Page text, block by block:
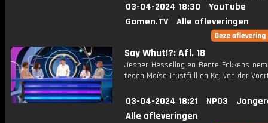
03-04-2024 18:30
YouTube
Gamen.TV
Alle afleveringen
Say Whut!?: Afl. 18
Jesper Hesseling en Bente Fokkens
tegen Moïse Trustfull en Kaj van der
03-04-2024 18:21 NPO3
Alle afleveringen